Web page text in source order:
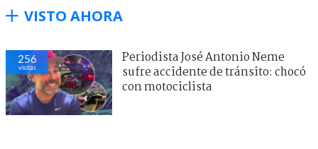
VISTO AHORA
256
visitas
Periodista José Antonio Neme
sufre accidente de tránsito: chocó
con motociclista